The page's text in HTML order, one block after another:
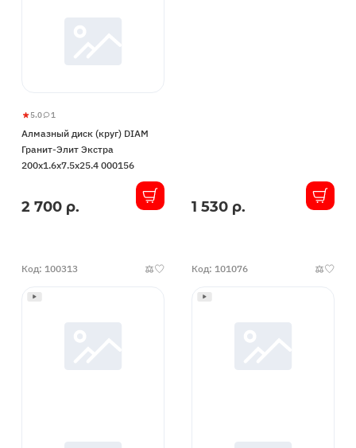
Алмазный
диск
(круг)
Элит
000156
5.0
5
1 1
Алмазный диск (круг) DIAM
Гранит-Элит Экстра
200x1.6x7.5x25.4 000156
В
2 700 р.
В1 530 р.
Код: 100313 Код: 101076